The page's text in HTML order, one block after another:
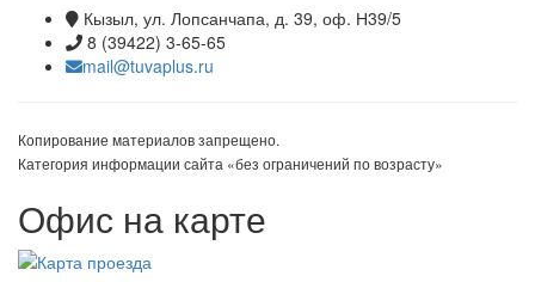
Кызыл, ул. Лопсанчапа, д. 39, оф. Н39/5
8 (39422) 3-65-65
mail@tuvaplus.ru
Копирование материалов запрещено.
Категория информации сайта «без ограничений по возрасту»
Офис на карте